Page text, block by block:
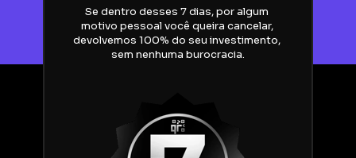
Se dentro desses 7 dias, por algum
motivo pessoal você queira cancelar,
devolvemos 100% do seu investimento,
sem nenhuma burocracia.